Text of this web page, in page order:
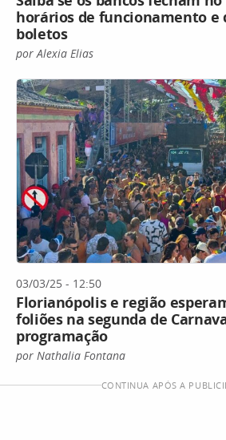
horários de funcionamento e
boletos
por Alexia Elias
03/03/25 - 12:50
Florianópolis e região
foliões na segunda de
programação
por Nathalia Fontana
CONTINUA APÓS A